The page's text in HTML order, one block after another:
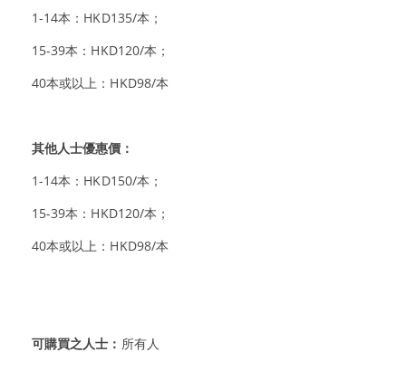
1-14本：HKD135/本；
15-39本：HKD120/本；
40本或以上：HKD98/本
其他人士優惠價：
1-14本：HKD150/本；
15-39本：HKD120/本；
40本或以上：HKD98/本
可購買之人士： 所有人